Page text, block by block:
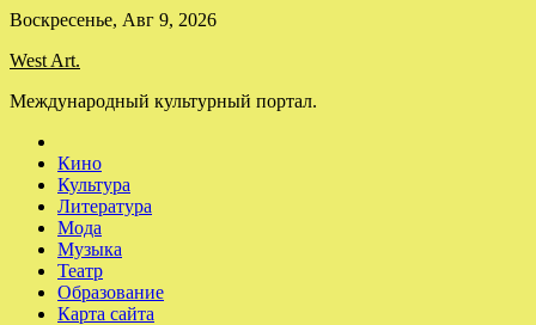
Skip
content
Воскресенье, Авг 9, 2026
West Art.
Международный культурный портал.
Кино
Культура
Литература
Мода
Музыка
Театр
Образование
Карта сайта